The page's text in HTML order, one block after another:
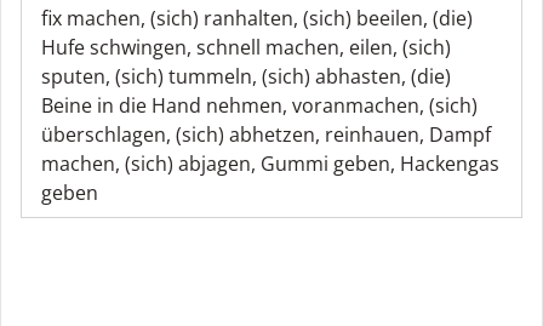
fix machen, (sich) ranhalten, (sich) beeilen, (die)
Hufe schwingen, schnell machen, eilen, (sich)
sputen, (sich) tummeln, (sich) abhasten, (die)
Beine in die Hand nehmen, voranmachen, (sich)
überschlagen, (sich) abhetzen, reinhauen, Dampf
machen, (sich) abjagen, Gummi geben, Hackengas
geben